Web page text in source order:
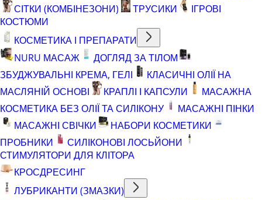
СІТКИ (КОМБІНЕЗОНИ)
ТРУСИКИ
ІГРОВІ
КОСТЮМИ
КОСМЕТИКА І ПРЕПАРАТИ
NURU МАСАЖ
ДОГЛЯД ЗА ТІЛОМ
ЗБУДЖУВАЛЬНІ КРЕМА, ГЕЛІ
КЛАСИЧНІ ОЛІЇ НА
МАСЛЯНІЙ ОСНОВІ
КРАПЛІ І КАПСУЛИ
МАСАЖНА
КОСМЕТИКА БЕЗ ОЛІЇ ТА СИЛІКОНУ
МАСАЖНІ ПІНКИ
МАСАЖНІ СВІЧКИ
НАБОРИ КОСМЕТИКИ
ПРОБНИКИ
СИЛІКОНОВІ ЛОСЬЙОНИ
СТИМУЛЯТОРИ ДЛЯ КЛІТОРА
КРОСДРЕСИНГ
ЛУБРИКАНТИ (ЗМАЗКИ)